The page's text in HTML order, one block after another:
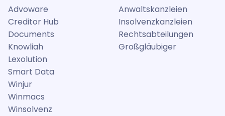
Advoware
Creditor Hub
Documents
Knowliah
Lexolution
Smart Data
Winjur
Winmacs
Winsolvenz
Anwaltskanzleien
Insolvenzkanzleien
Rechtsabteilungen
Großgläubiger